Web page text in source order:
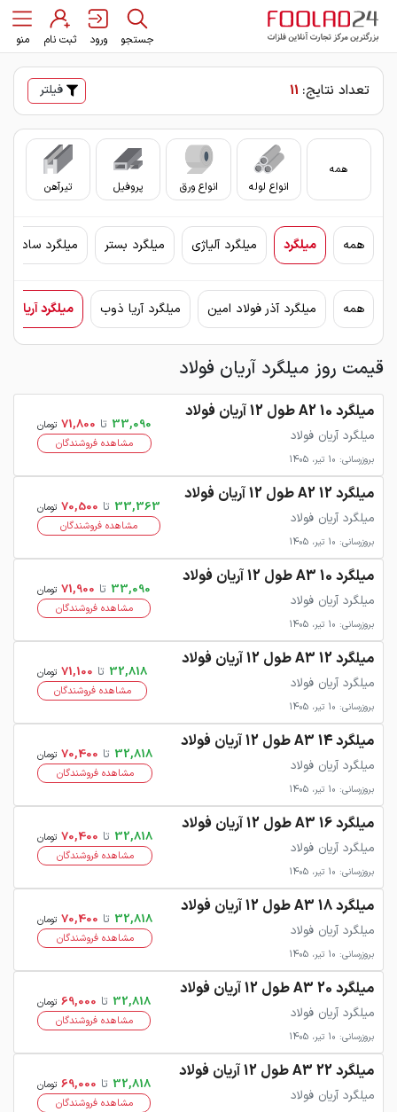
جستجو ورود ثبت نام منو
تعداد نتایج: 11 فیلتر
همه
انواع لوله
انواع ورق پروفیل تیرآهن
همه میلگرد میلگرد آلیاژی میلگرد بستر میلگرد ساده
همه میلگرد آذر فولاد امین میلگرد آریا ذوب میلگرد آریان
قیمت روز میلگرد آریان فولاد
میلگرد 10 A2 طول 12 آریان فولاد
میلگرد آریان فولاد
بروزرسانی: 10 تیر، 1405
33,090 تا 71,800 تومان
مشاهده فروشندگان
میلگرد 12 A2 طول 12 آریان فولاد
میلگرد آریان فولاد
بروزرسانی: 10 تیر، 1405
33,363 تا 70,500 تومان
مشاهده فروشندگان
میلگرد 10 A3 طول 12 آریان فولاد
میلگرد آریان فولاد
بروزرسانی: 10 تیر، 1405
33,090 تا 71,900 تومان
مشاهده فروشندگان
میلگرد 12 A3 طول 12 آریان فولاد
میلگرد آریان فولاد
بروزرسانی: 10 تیر، 1405
32,818 تا 71,100 تومان
مشاهده فروشندگان
میلگرد 14 A3 طول 12 آریان فولاد
میلگرد آریان فولاد
بروزرسانی: 10 تیر، 1405
32,818 تا 70,400 تومان
مشاهده فروشندگان
میلگرد 16 A3 طول 12 آریان فولاد
میلگرد آریان فولاد
بروزرسانی: 10 تیر، 1405
32,818 تا 70,400 تومان
مشاهده فروشندگان
میلگرد 18 A3 طول 12 آریان فولاد
میلگرد آریان فولاد
بروزرسانی: 10 تیر، 1405
32,818 تا 70,400 تومان
مشاهده فروشندگان
میلگرد 20 A3 طول 12 آریان فولاد
میلگرد آریان فولاد
بروزرسانی: 10 تیر، 1405
32,818 تا 69,000 تومان
مشاهده فروشندگان
میلگرد 22 A3 طول 12 آریان فولاد
میلگرد آریان فولاد
32,818 تا 69,000 تومان
مشاهده فروشندگان